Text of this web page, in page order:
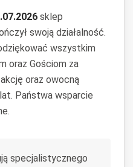
sklep
swoją działalność.
wszystkim
oraz Gościom za
oraz owocną
Państwa wsparcie
specjalistycznego